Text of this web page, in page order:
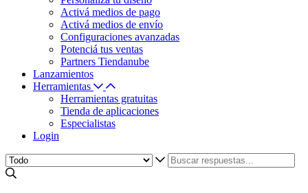
Activá medios de pago
Activá medios de envío
Configuraciones avanzadas
Potenciá tus ventas
Partners Tiendanube
Lanzamientos
Herramientas
Herramientas gratuitas
Tienda de aplicaciones
Especialistas
Login